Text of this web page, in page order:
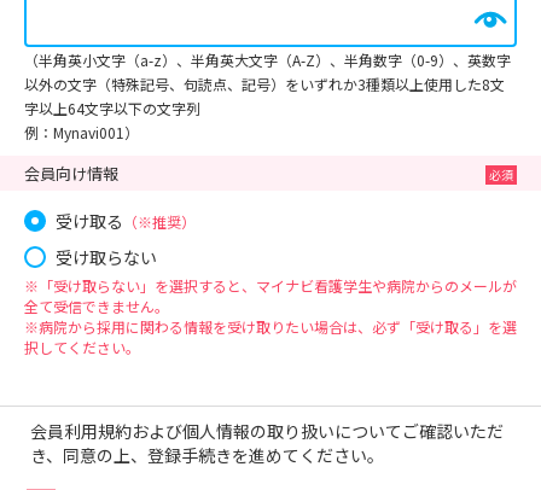
（半角英小文字（a-z）、半角英大文字（A-Z）、半角数字（0-9）、英数字
以外の文字（特殊記号、句読点、記号）をいずれか3種類以上使用した8文
字以上64文字以下の文字列
例：Mynavi001）
会員向け情報
受け取る （※推奨）
受け取らない
※「受け取らない」を選択すると、マイナビ看護学生や病院からのメールが
全て受信できません。
※病院から採用に関わる情報を受け取りたい場合は、必ず「受け取る」を選
択してください。
会員利用規約および個人情報の取り扱いについてご確認いただ
き、同意の上、登録手続きを進めてください。